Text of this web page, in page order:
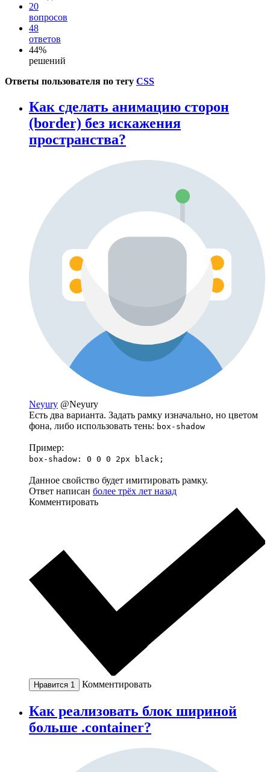
20
вопросов
48
ответов
44%
решений
Ответы пользователя по тегу CSS
Как сделать анимацию сторон
(border) без искажения
пространства?
Neyury @Neyury
Есть два варианта. Задать рамку изначально, но цветом
фона, либо использовать тень: box-shadow
Пример:
box-shadow: 0 0 0 2px black;
Данное свойство будет имитировать рамку.
Ответ написан более трёх лет назад
Комментировать
Нравится 1 Комментировать
Как реализовать блок шириной
больше .container?